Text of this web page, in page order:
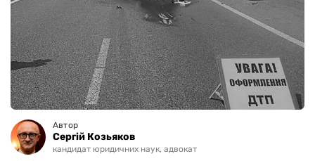
Автор
Сергій Козьяков
кандидат юридичних наук, адвокат